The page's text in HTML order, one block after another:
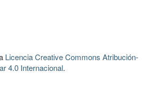
Licencia Creative Commons Atribución-
4.0 Internacional.